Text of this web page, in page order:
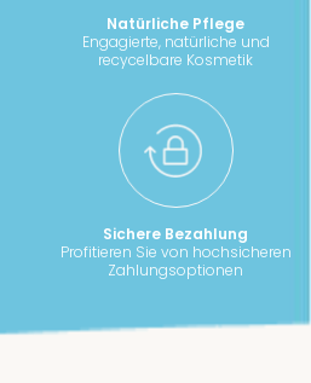
Natürliche Pflege
Engagierte, natürliche und
recycelbare Kosmetik
Sichere Bezahlung
Profitieren Sie von hochsicheren
Zahlungsoptionen